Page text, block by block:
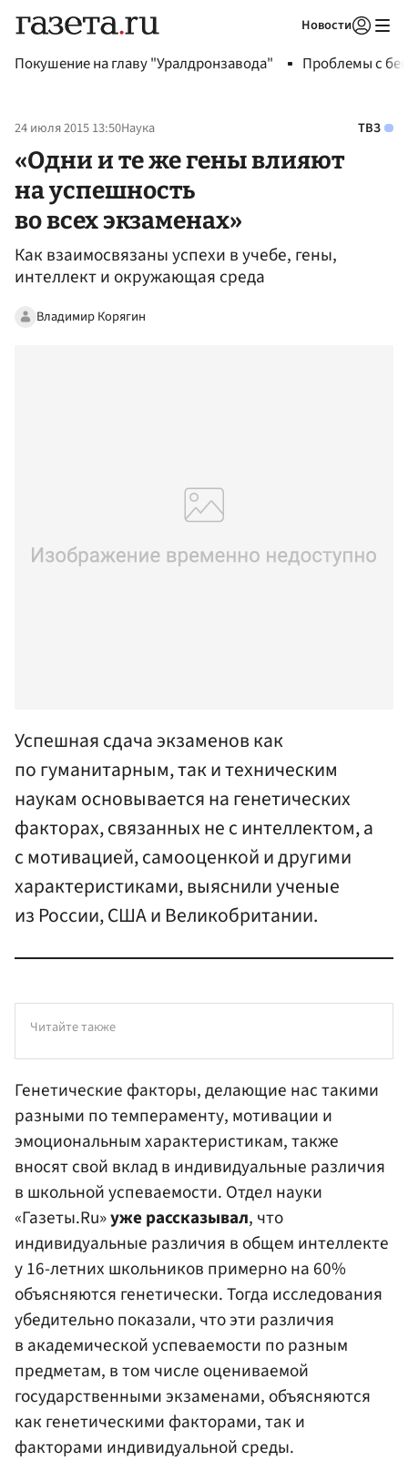
Новости
Покушение на главу "Уралдронзавода" Проблемы с
24 июля 2015 13:50Наука ТВЗ
«Одни и те же гены влияют
на успешность
во всех экзаменах»
Как взаимосвязаны успехи в учебе, гены,
интеллект и окружающая среда
Владимир Корягин
Успешная сдача экзаменов как
по гуманитарным, так и техническим
наукам основывается на генетических
факторах, связанных не с интеллектом, а
с мотивацией, самооценкой и другими
характеристиками, выяснили ученые
из России, США и Великобритании.
Читайте также
Генетические факторы, делающие нас такими
разными по темпераменту, мотивации и
эмоциональным характеристикам, также
вносят свой вклад в индивидуальные различия
в школьной успеваемости. Отдел науки
«Газеты.Ru»уже рассказывал, что
индивидуальные различия в общем интеллекте
у 16-летних школьников примерно на 60%
объясняются генетически. Тогда исследования
убедительно показали, что эти различия
в академической успеваемости по разным
предметам, в том числе оцениваемой
государственными экзаменами, объясняются
как генетическими факторами, так и
факторами индивидуальной среды.